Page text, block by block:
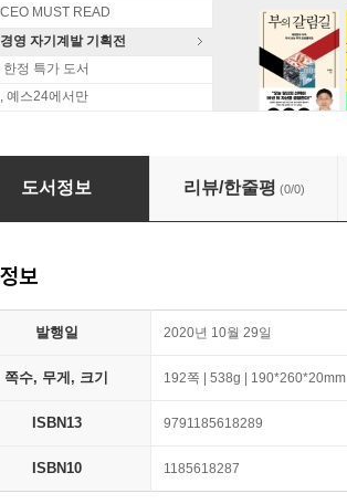
MUST READ
영 자기계발 기획전
한정 특가 도서
예스24에서만
트 시대 쇼핑몰 창업의 정석 (구축편)
도서정보 리뷰/한줄평 (0/0)
보
발행일 2020년 10월 29일
쪽수, 무게, 크기 192쪽 | 538g | 190*260*20mm
ISBN13 9791185618289
ISBN10 1185618287